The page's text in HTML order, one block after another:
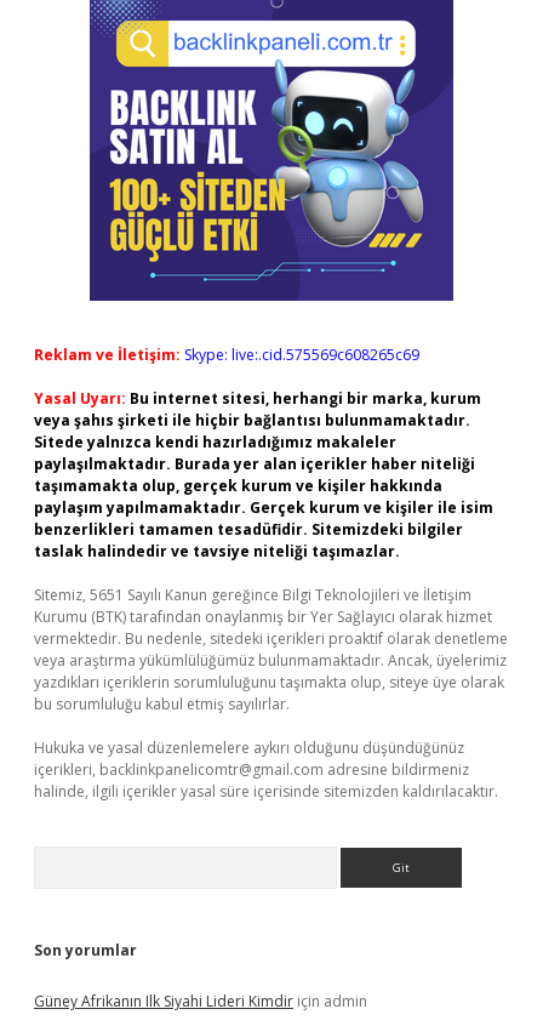
Reklam ve İletişim: Skype: live:.cid.575569c608265c69
Yasal Uyarı: Bu internet sitesi, herhangi bir marka, kurum
veya şahıs şirketi ile hiçbir bağlantısı bulunmamaktadır.
Sitede yalnızca kendi hazırladığımız makaleler
paylaşılmaktadır. Burada yer alan içerikler haber niteliği
taşımamakta olup, gerçek kurum ve kişiler hakkında
paylaşım yapılmamaktadır. Gerçek kurum ve kişiler ile isim
benzerlikleri tamamen tesadüfidir. Sitemizdeki bilgiler
taslak halindedir ve tavsiye niteliği taşımazlar.
Sitemiz, 5651 Sayılı Kanun gereğince Bilgi Teknolojileri ve İletişim
Kurumu (BTK) tarafından onaylanmış bir Yer Sağlayıcı olarak hizmet
vermektedir. Bu nedenle, sitedeki içerikleri proaktif olarak denetleme
veya araştırma yükümlülüğümüz bulunmamaktadır. Ancak, üyelerimiz
yazdıkları içeriklerin sorumluluğunu taşımakta olup, siteye üye olarak
bu sorumluluğu kabul etmiş sayılırlar.
Hukuka ve yasal düzenlemelere aykırı olduğunu düşündüğünüz
içerikleri, backlinkpanelicomtr@gmail.com adresine bildirmeniz
halinde, ilgili içerikler yasal süre içerisinde sitemizden kaldırılacaktır.
Son yorumlar
Güney Afrikanın Ilk Siyahi Lideri Kimdir için admin